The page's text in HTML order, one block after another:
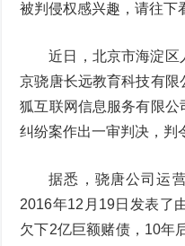
被判侵权感兴趣，请往下
近日，北京市海淀区
京骁唐长远教育科技有限
狐互联网信息服务有限
纠纷案作出一审判决，判
据悉，骁唐公司运
2016年12月19日发表了
欠下2亿巨额赌债，10年